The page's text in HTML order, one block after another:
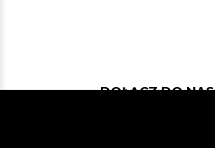
DOŁĄCZ DO NAS